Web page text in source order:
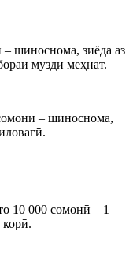
шиноснома, зиёда аз
музди меҳнат.
– шиноснома,
10 000 сомонӣ – 1